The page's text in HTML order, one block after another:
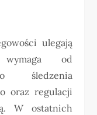
ulegają
od
śledzenia
oraz regulacji
W ostatnich